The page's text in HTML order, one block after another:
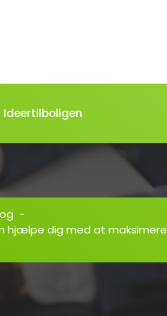
-
hjælpe dig med at maksimere